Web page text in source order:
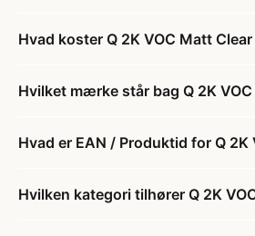
Hvad koster Q 2K VOC Matt
Hvilket mærke står bag Q 2K
Hvad er EAN / Produktid for Q 2K
Hvilken kategori tilhører Q 2K